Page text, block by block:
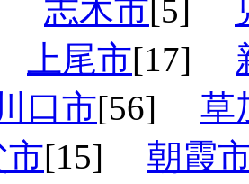
志木市[5]
上尾市[17]
口市[56] 草
市[15] 朝霞